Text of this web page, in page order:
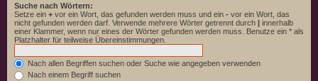
Suche nach Wörtern:
Setze ein + vor ein Wort, das gefunden werden muss und ein - vor ein Wort, das
nicht gefunden werden darf. Verwende mehrere Wörter getrennt durch | innerhalb
einer Klammer, wenn nur eines der Wörter gefunden werden muss. Benutze ein * als
Platzhalter für teilweise Übereinstimmungen.
Nach allen Begriffen suchen oder Suche wie angegeben verwenden
Nach einem Begriff suchen